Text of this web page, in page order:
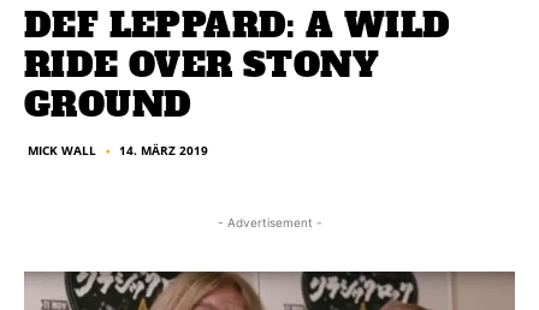
DEF LEPPARD: A WILD
RIDE OVER STONY
GROUND
MICK WALL ■ 14. MÄRZ 2019
- Advertisement -